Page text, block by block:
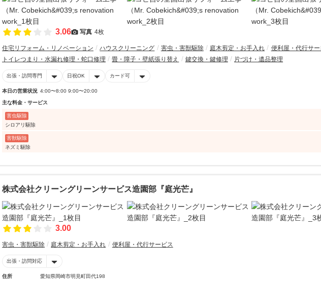
3.06 写真 4枚
住宅リフォーム・リノベーション ハウスクリーニング 害虫・害獣駆除 庭木剪定・お手入れ
便利屋・代行サー
トイレつまり・水漏れ修理・蛇口修理
畳・障子・壁紙張り替え 鍵交換・鍵修理 片づけ・遺品整理
出張・訪問専門 日祝OK カード可
本日の営業状況 4:00〜8:00 9:00〜20:00
主な料金・サービス
害虫駆除
シロアリ駆除
害獣駆除
ネズミ駆除
株式会社クリーングリーンサービス造園部『庭光芒』
3.00
害虫・害獣駆除 庭木剪定・お手入れ 便利屋・代行サービス
出張・訪問対応
住所 愛知県岡崎市明見町田代198